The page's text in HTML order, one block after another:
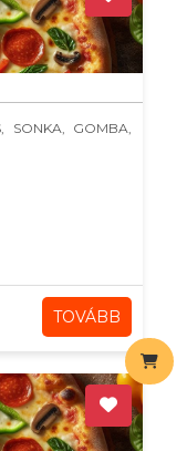
SONKA, GOMBA,
TOVÁBB